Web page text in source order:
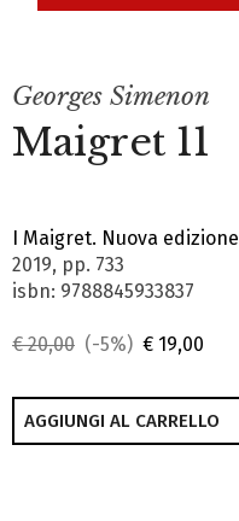
Georges Simenon
Maigret 11
I Maigret. Nuova edizione
2019, pp. 733
isbn: 9788845933837
€ 20,00 (-5%) € 19,00
AGGIUNGI AL CARRELLO